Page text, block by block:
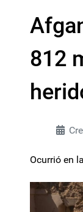
812
Ocurrió en